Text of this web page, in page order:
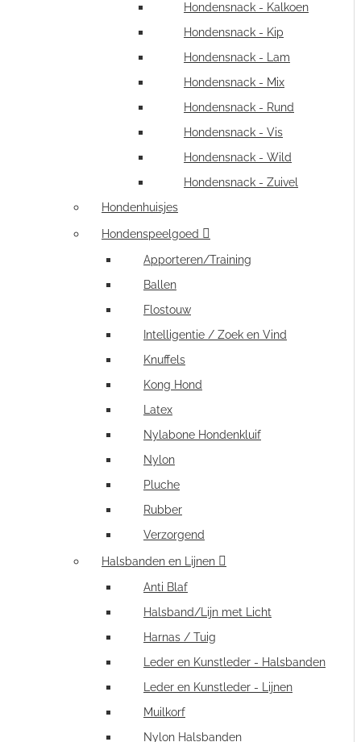
Hondensnack - Kalkoen
Hondensnack - Kip
Hondensnack - Lam
Hondensnack - Mix
Hondensnack - Rund
Hondensnack - Vis
Hondensnack - Wild
Hondensnack - Zuivel
Hondenhuisjes
Hondenspeelgoed
Apporteren/Training
Ballen
Flostouw
Intelligentie / Zoek en Vind
Knuffels
Kong Hond
Latex
Nylabone Hondenkluif
Nylon
Pluche
Rubber
Verzorgend
Halsbanden en Lijnen
Anti Blaf
Halsband/Lijn met Licht
Harnas / Tuig
Leder en Kunstleder - Halsbanden
Leder en Kunstleder - Lijnen
Muilkorf
Nylon Halsbanden